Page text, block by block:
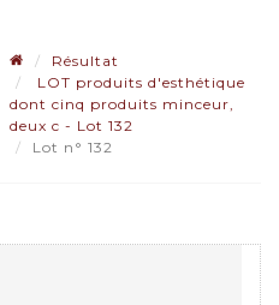
Résultat
LOT produits d'esthétique
dont cinq produits minceur,
deux c - Lot 132
Lot n° 132